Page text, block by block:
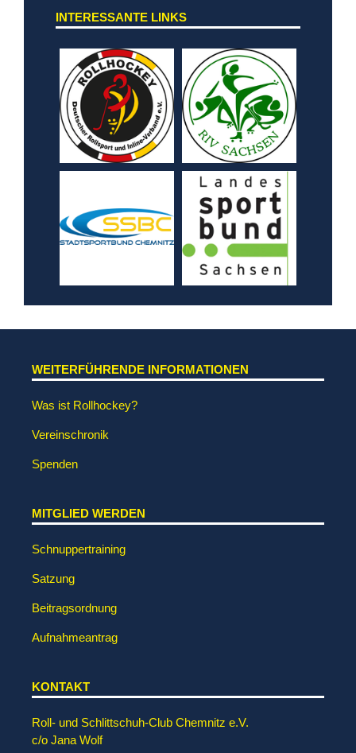
INTERESSANTE LINKS
WEITERFÜHRENDE INFORMATIONEN
Was ist Rollhockey?
Vereinschronik
Spenden
MITGLIED WERDEN
Schnuppertraining
Satzung
Beitragsordnung
Aufnahmeantrag
KONTAKT
Roll- und Schlittschuh-Club Chemnitz e.V.
c/o Jana Wolf